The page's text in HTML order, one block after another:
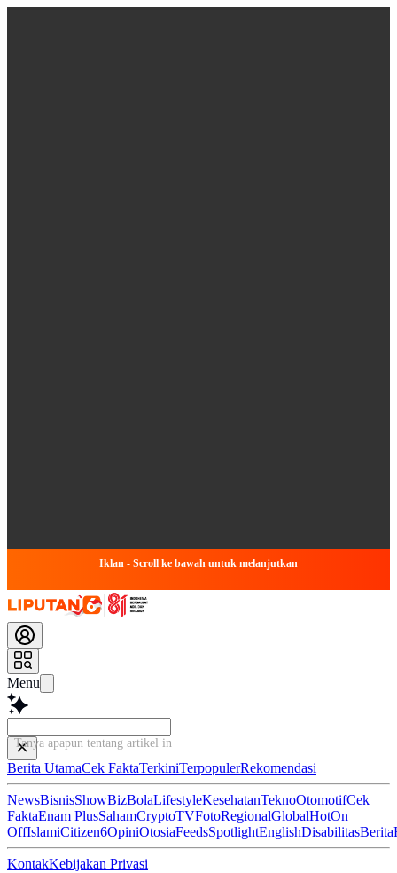
Iklan - Scroll ke bawah untuk melanjutkan
Menu
Tanya apapun tentang artikel ini...
Berita UtamaCek FaktaTerkiniTerpopulerRekomendasi
NewsBisnisShowBizBolaLifestyleKesehatanTeknoOtomotifCek
FaktaEnam PlusSahamCryptoTVFotoRegionalGlobalHotOn
OffIslamiCitizen6OpiniOtosiaFeedsSpotlightEnglishDisabilitasBerita
KontakKebijakan Privasi